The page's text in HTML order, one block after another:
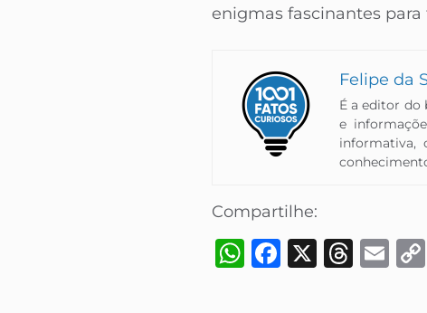
enigmas fascinantes
Felipe da
É a editor do
e
informativa,
Compartilhe:
WhatsApp
Facebook
X